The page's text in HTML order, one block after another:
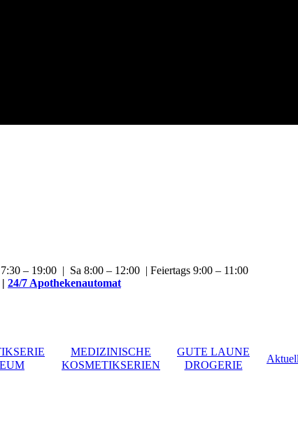
– 19:00 | Sa 8:00 – 12:00 | Feiertags 9:00 – 11:00
| 24/7 Apothekenautomat
MEDIZINISCHE
KOSMETIKSERIEN
GUTE LAUNE
DROGERIE
Aktuell